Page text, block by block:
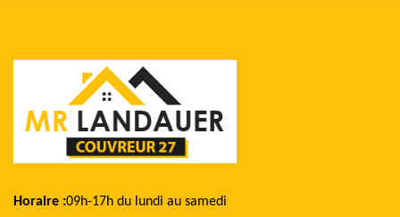
Horaire :09h-17h du lundi au samedi